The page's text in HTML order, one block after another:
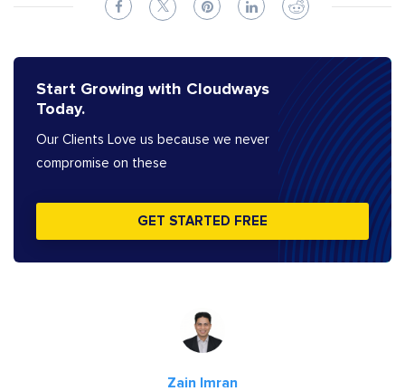
Start Growing with Cloudways
Today.
Our Clients Love us because we never
compromise on these
GET STARTED FREE
Zain Imran